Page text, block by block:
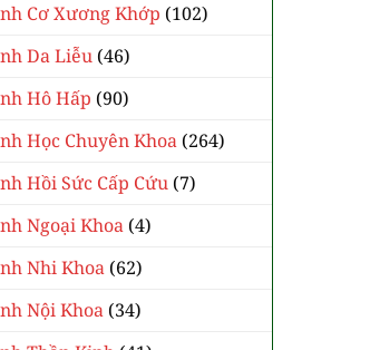
Cơ Xương Khớp (102)
Da Liễu (46)
Hô Hấp (90)
Học Chuyên Khoa (264)
Hồi Sức Cấp Cứu (7)
Ngoại Khoa (4)
Nhi Khoa (62)
Nội Khoa (34)